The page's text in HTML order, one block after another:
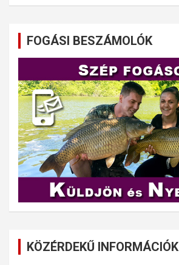
FOGÁSI BESZÁMOLÓK
KÖZÉRDEKŰ INFORMÁCIÓK